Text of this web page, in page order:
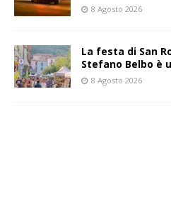
8 Agosto 2026
La festa di San
Stefano Belbo è
8 Agosto 2026